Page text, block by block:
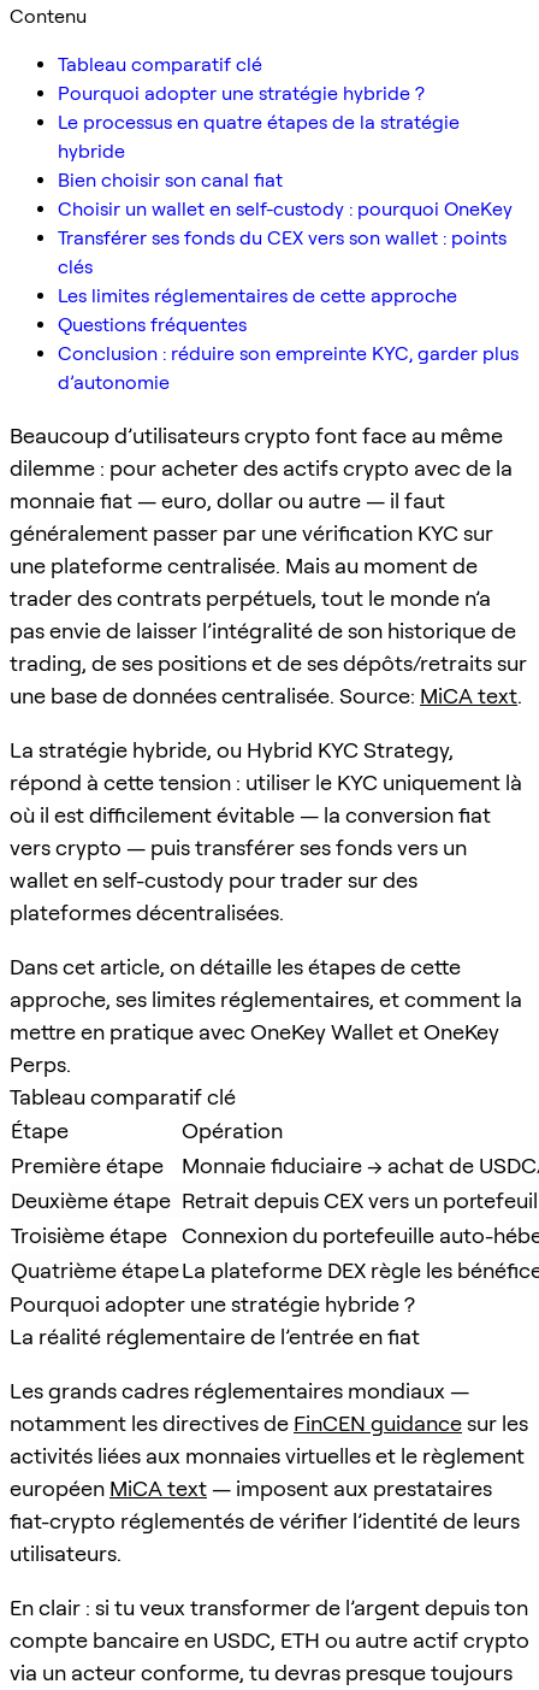
Contenu
Tableau comparatif clé
Pourquoi adopter une stratégie hybride ?
Le processus en quatre étapes de la stratégie
hybride
Bien choisir son canal fiat
Choisir un wallet en self-custody : pourquoi OneKey
Transférer ses fonds du CEX vers son wallet : points
clés
Les limites réglementaires de cette approche
Questions fréquentes
Conclusion : réduire son empreinte KYC, garder plus
d’autonomie
Beaucoup d’utilisateurs crypto font face au même
dilemme : pour acheter des actifs crypto avec de la
monnaie fiat — euro, dollar ou autre — il faut
généralement passer par une vérification KYC sur
une plateforme centralisée. Mais au moment de
trader des contrats perpétuels, tout le monde n’a
pas envie de laisser l’intégralité de son historique de
trading, de ses positions et de ses dépôts/retraits sur
une base de données centralisée. Source: MiCA text.
La stratégie hybride, ou Hybrid KYC Strategy,
répond à cette tension : utiliser le KYC uniquement là
où il est difficilement évitable — la conversion fiat
vers crypto — puis transférer ses fonds vers un
wallet en self-custody pour trader sur des
plateformes décentralisées.
Dans cet article, on détaille les étapes de cette
approche, ses limites réglementaires, et comment la
mettre en pratique avec OneKey Wallet et OneKey
Perps.
Tableau comparatif clé
Étape
Opération
Première étape
Monnaie fiduciaire → achat de
Deuxième étape Retrait depuis CEX vers un
Troisième étape Connexion du portefeuille auto-
Quatrième étapeLa plateforme DEX règle les
Pourquoi adopter une stratégie hybride ?
La réalité réglementaire de l’entrée en fiat
Les grands cadres réglementaires mondiaux —
notamment les directives de FinCEN guidancesur les
activités liées aux monnaies virtuelles et le règlement
européen MiCA text— imposent aux prestataires
fiat-crypto réglementés de vérifier l’identité de leurs
utilisateurs.
En clair : si tu veux transformer de l’argent depuis ton
compte bancaire en USDC, ETH ou autre actif crypto
via un acteur conforme, tu devras presque toujours